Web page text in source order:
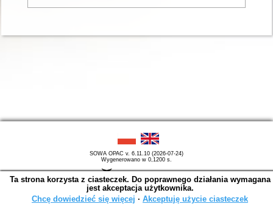
SOWA OPAC v. 6.11.10 (2026-07-24)
Wygenerowano w 0,1200 s.
Ta strona korzysta z ciasteczek. Do poprawnego działania wymagana
jest akceptacja użytkownika.
Chcę dowiedzieć się więcej ∙ Akceptuję użycie ciasteczek